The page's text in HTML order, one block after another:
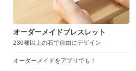
オーダーメイドブレスレット
230種以上の石で自由にデザイン
オーダーメイドをアプリでも！